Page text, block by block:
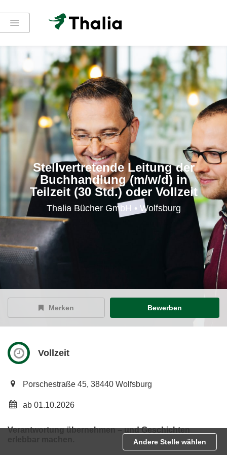
Stellvertretende Leitung der
Buchhandlung (m/w/d) in
Teilzeit (30 Std.) oder Vollzeit
Thalia Bücher GmbH • Wolfsburg
Merken Bewerben
Vollzeit
Porschestraße 45, 38440 Wolfsburg
ab 01.10.2026
Verantwortung übernehmen – und Geschichten
Andere Stelle wählen